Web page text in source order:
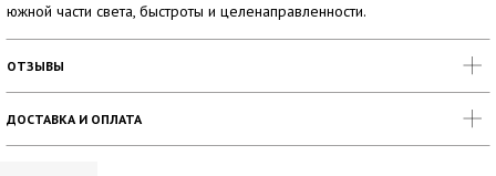
южной части света, быстроты и целенаправленности.
ОТЗЫВЫ
ДОСТАВКА И ОПЛАТА